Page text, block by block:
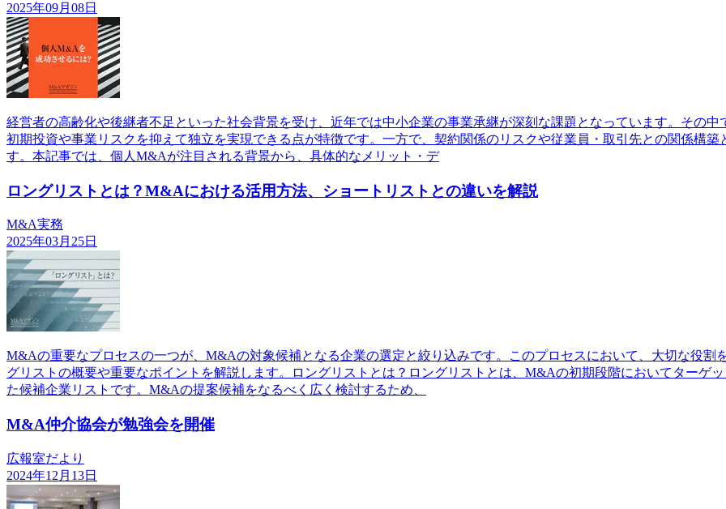
2025年09月08日
経営者の高齢化や後継者不足といった社会背景を受け、近年では中小企業の事業承継が深刻な課題となっています。その
初期投資や事業リスクを抑えて独立を実現できる点が特徴です。一方で、契約関係のリスクや従業員・取引先との関係構
す。本記事では、個人M&Aが注目される背景から、具体的なメリット・デ
ロングリストとは？M&Aにおける活用方法、ショートリストとの違いを解説
M&A実務
2025年03月25日
M&Aの重要なプロセスの一つが、M&Aの対象候補となる企業の選定と絞り込みです。このプロセスにおいて、大切な役割
グリストの概要や重要なポイントを解説します。ロングリストとは？ロングリストとは、M&Aの初期段階においてターゲ
た候補企業リストです。M&Aの提案候補をなるべく広く検討するため、
M&A仲介協会が勉強会を開催
広報室だより
2024年12月13日